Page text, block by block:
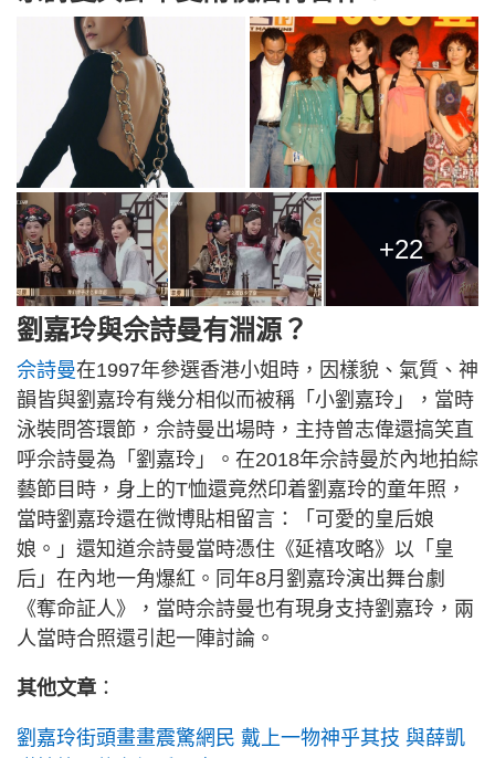
+22
劉嘉玲與佘詩曼有淵源？
佘詩曼在1997年參選香港小姐時，因樣貌、氣質、神
韻皆與劉嘉玲有幾分相似而被稱「小劉嘉玲」，當時
泳裝問答環節，佘詩曼出場時，主持曾志偉還搞笑直
呼佘詩曼為「劉嘉玲」。在2018年佘詩曼於內地拍綜
藝節目時，身上的T恤還竟然印着劉嘉玲的童年照，
當時劉嘉玲還在微博貼相留言：「可愛的皇后娘
娘。」還知道佘詩曼當時憑住《延禧攻略》以「皇
后」在內地一角爆紅。同年8月劉嘉玲演出舞台劇
《奪命証人》，當時佘詩曼也有現身支持劉嘉玲，兩
人當時合照還引起一陣討論。
其他文章 ：
劉嘉玲街頭畫畫震驚網民 戴上一物神乎其技 與薛凱